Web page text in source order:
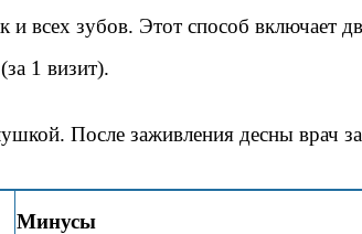
и всех зубов. Этот способ включает
1 визит).
После заживления десны врач
Минусы